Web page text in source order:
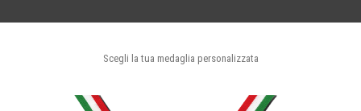
Scegli la tua medaglia personalizzata